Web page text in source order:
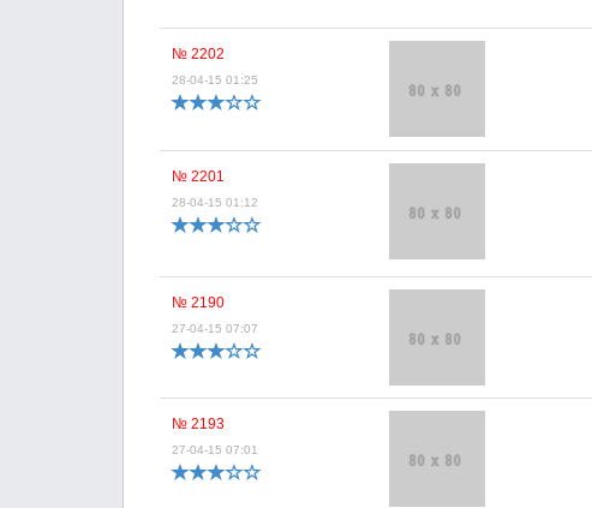
№ 2202
28-04-15 01:25
№ 2201
28-04-15 01:12
№ 2190
27-04-15 07:07
№ 2193
27-04-15 07:01